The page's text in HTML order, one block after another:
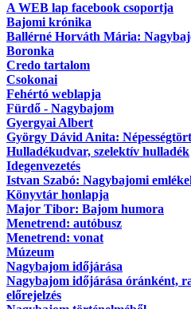
A WEB lap facebook csoportja
Bajomi krónika
Ballérné Horváth Mária:
Boronka
Credo tartalom
Csokonai
Fehértó weblapja
Fürdő - Nagybajom
Gyergyai Albert
György Dávid Anita:
Hulladékudvar, szelektív hulladék
Idegenvezetés
Istvan Szabó: Nagybajomi
Könyvtár honlapja
Major Tibor: Bajom humora
Menetrend: autóbusz
Menetrend: vonat
Múzeum
Nagybajom időjárása
Nagybajom időjárása óránként,
előrejelzés